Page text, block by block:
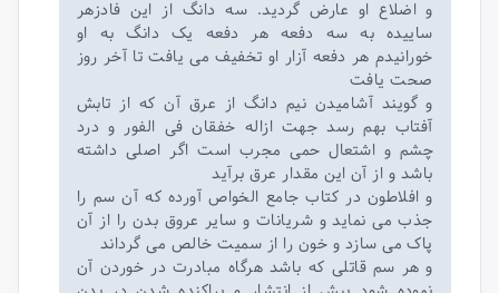
و اضلاع او عارض گردید. سه دانگ از این فادزهر
ساییده به سه دفعه هر دفعه یک دانگ به او
خورانیدم هر دفعه آزار او تخفیف می یافت تا آخر روز
صحت یافت
و گویند آشامیدن نیم دانگ از عرق آن که از تابش
آفتاب بهم رسد جهت ازاله خفقان فی الفور و درد
چشم و اشتعال حمی مجرب است اگر اصلی داشته
باشد و از آن این مقدار عرق برآید
و افلاطون در کتاب جامع الخواص آورده که آن سم را
جذب می نماید و شریانات و سایر عروق بدن را از آن
پاک می سازد و خون را از سمیت خالص می گرداند
و هر سم قاتلی که باشد هرگاه مبادرت در خوردن آن